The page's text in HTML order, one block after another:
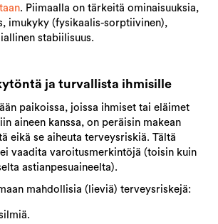
. Piimaalla on tärkeitä ominaisuuksia,
imukyky (fysikaalis-sorptiivinen),
stabiilisuus.
ja turvallista ihmisille
paikoissa, joissa ihmiset tai eläimet
aineen kanssa, on peräisin makean
eikä se aiheuta terveysriskiä. Tältä
vaadita varoitusmerkintöjä (toisin kuin
astianpesuaineelta).
mahdollisia (lieviä) terveysriskejä: